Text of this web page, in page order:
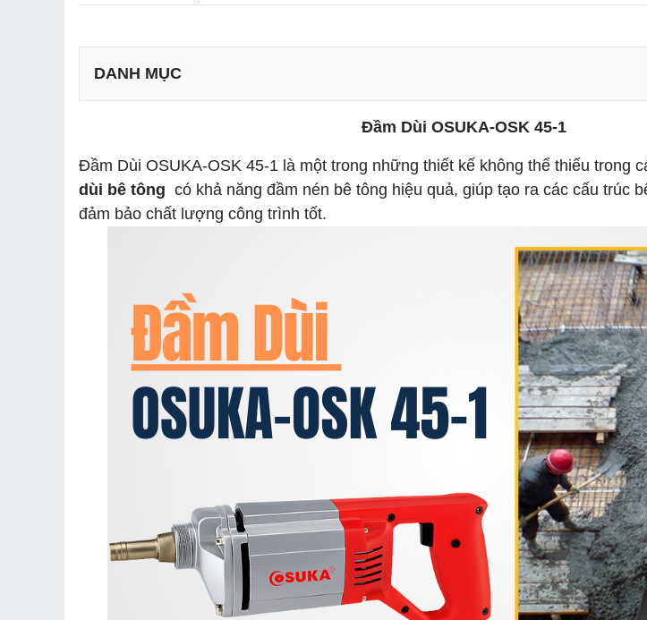
DANH MỤC
Đầm Dùi OSUKA-OSK 45-1
Đầm Dùi OSUKA-OSK 45-1 là một trong những thiết kế không thể thiếu trong
dùi bê tông có khả năng đầm nén bê tông hiệu quả, giúp tạo ra các cấu trúc
đảm bảo chất lượng công trình tốt.